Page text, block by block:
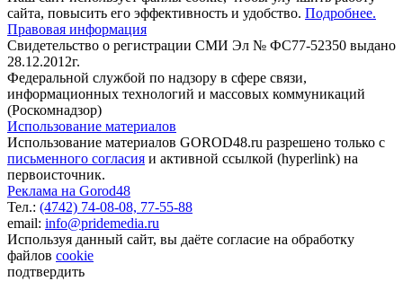
сайта, повысить его эффективность и удобство. Подробнее.
Правовая информация
Свидетельство о регистрации СМИ Эл № ФС77-52350 выдано
28.12.2012г.
Федеральной службой по надзору в сфере связи,
информационных технологий и массовых коммуникаций
(Роскомнадзор)
Использование материалов
Использование материалов GOROD48.ru разрешено только с
письменного согласия и активной ссылкой (hyperlink) на
первоисточник.
Реклама на Gorod48
Тел.: (4742) 74-08-08, 77-55-88
email: info@pridemedia.ru
Используя данный сайт, вы даёте согласие на обработку
файлов cookie
подтвердить